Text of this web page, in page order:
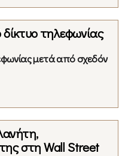
δίκτυο τηλεφωνίας
μετά από σχεδόν
στη Wall Street